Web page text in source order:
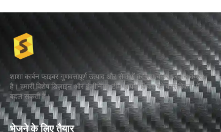
शाशा कार्बन फाइबर गुणवत्तापूर्ण उत्पाद और सेवाओं का पूरा चक्र प्रदान करता
है। हमारी विशेष डिज़ाइन और इंजीनियर टीम आपके विचार को वास्तविकता में
बदल सकती है।